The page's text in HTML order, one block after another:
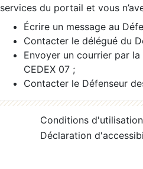
services du portail et vous
Écrire un message au
Contacter le délégué du
Envoyer un courrier par
CEDEX 07 ;
Contacter le Défenseur
Conditions d'utilisation
Déclaration